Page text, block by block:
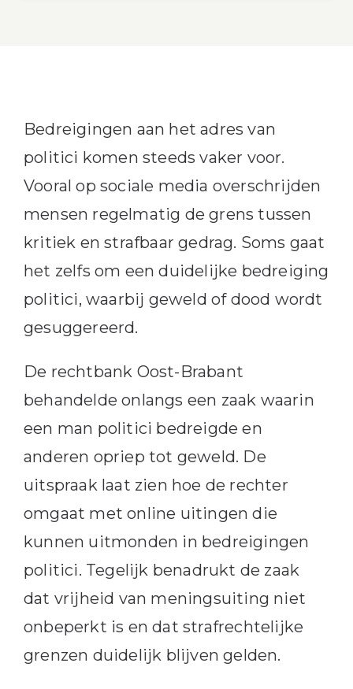
Bedreigingen aan het adres van
politici komen steeds vaker voor.
Vooral op sociale media overschrijden
mensen regelmatig de grens tussen
kritiek en strafbaar gedrag. Soms gaat
het zelfs om een duidelijke bedreiging
politici, waarbij geweld of dood wordt
gesuggereerd.
De rechtbank Oost-Brabant
behandelde onlangs een zaak waarin
een man politici bedreigde en
anderen opriep tot geweld. De
uitspraak laat zien hoe de rechter
omgaat met online uitingen die
kunnen uitmonden in bedreigingen
politici. Tegelijk benadrukt de zaak
dat vrijheid van meningsuiting niet
onbeperkt is en dat strafrechtelijke
grenzen duidelijk blijven gelden.